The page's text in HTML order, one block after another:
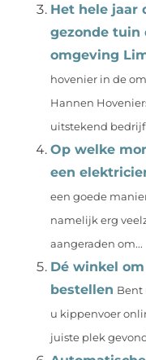
Het hele jaar
gezonde tuin
omgeving
hovenier in de
Hannen
uitstekend bedrijf
Op welke
een
een goede
namelijk erg
aangeraden om...
Dé winkel
bestellen Bent
u kippenvoer
juiste plek